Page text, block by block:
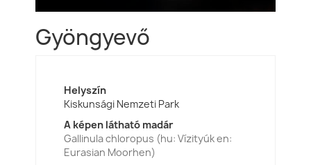
Gyöngyevő
Helyszín
Kiskunsági Nemzeti Park
A képen látható madár
Gallinula chloropus (hu: Vízityúk en:
Eurasian Moorhen)